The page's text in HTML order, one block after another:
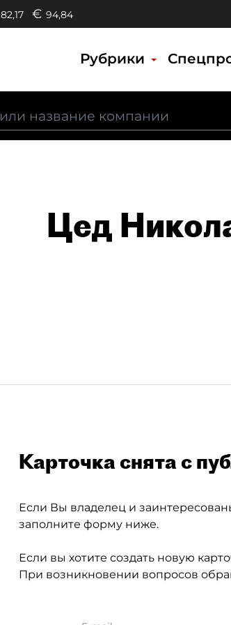
82,17 € 94,84
Рубрики
Цед
Карточка снята с
Если Вы владелец и
заполните форму ниже.
Если вы хотите создать новую
При возникновении вопросов